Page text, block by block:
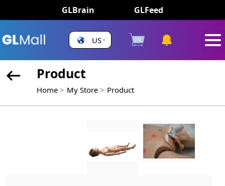
GLBrain GLFeed
US
Product
Home My Store Product